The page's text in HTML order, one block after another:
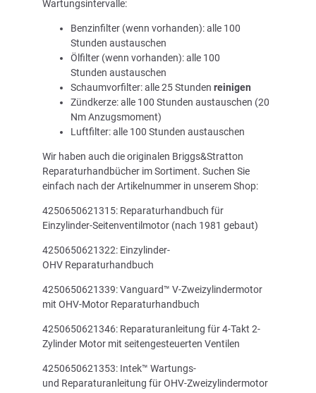
Wartungsintervalle:
Benzinfilter (wenn vorhanden): alle 100
Stunden austauschen
Ölfilter (wenn vorhanden): alle 100
Stunden austauschen
Schaumvorfilter: alle 25 Stunden reinigen
Zündkerze: alle 100 Stunden austauschen (20
Nm Anzugsmoment)
Luftfilter: alle 100 Stunden austauschen
Wir haben auch die originalen Briggs&Stratton
Reparaturhandbücher im Sortiment. Suchen Sie
einfach nach der Artikelnummer in unserem Shop:
4250650621315: Reparaturhandbuch für
Einzylinder-Seitenventilmotor (nach 1981 gebaut)
4250650621322: Einzylinder-
OHV Reparaturhandbuch
4250650621339: Vanguard™ V-Zweizylindermotor
mit OHV-Motor Reparaturhandbuch
4250650621346: Reparaturanleitung für 4-Takt 2-
Zylinder Motor mit seitengesteuerten Ventilen
4250650621353: Intek™ Wartungs-
und Reparaturanleitung für OHV-Zweizylindermotor